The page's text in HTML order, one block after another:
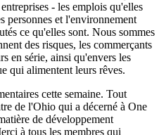
- les emplois qu'elles
personnes et l'environnement
ce qu'elles sont. Nous sommes
des risques, les commerçants
en série, ainsi qu'envers les
qui alimentent leurs rêves.
cette semaine. Tout
de l'Ohio qui a décerné à One
de développement
à tous les membres qui